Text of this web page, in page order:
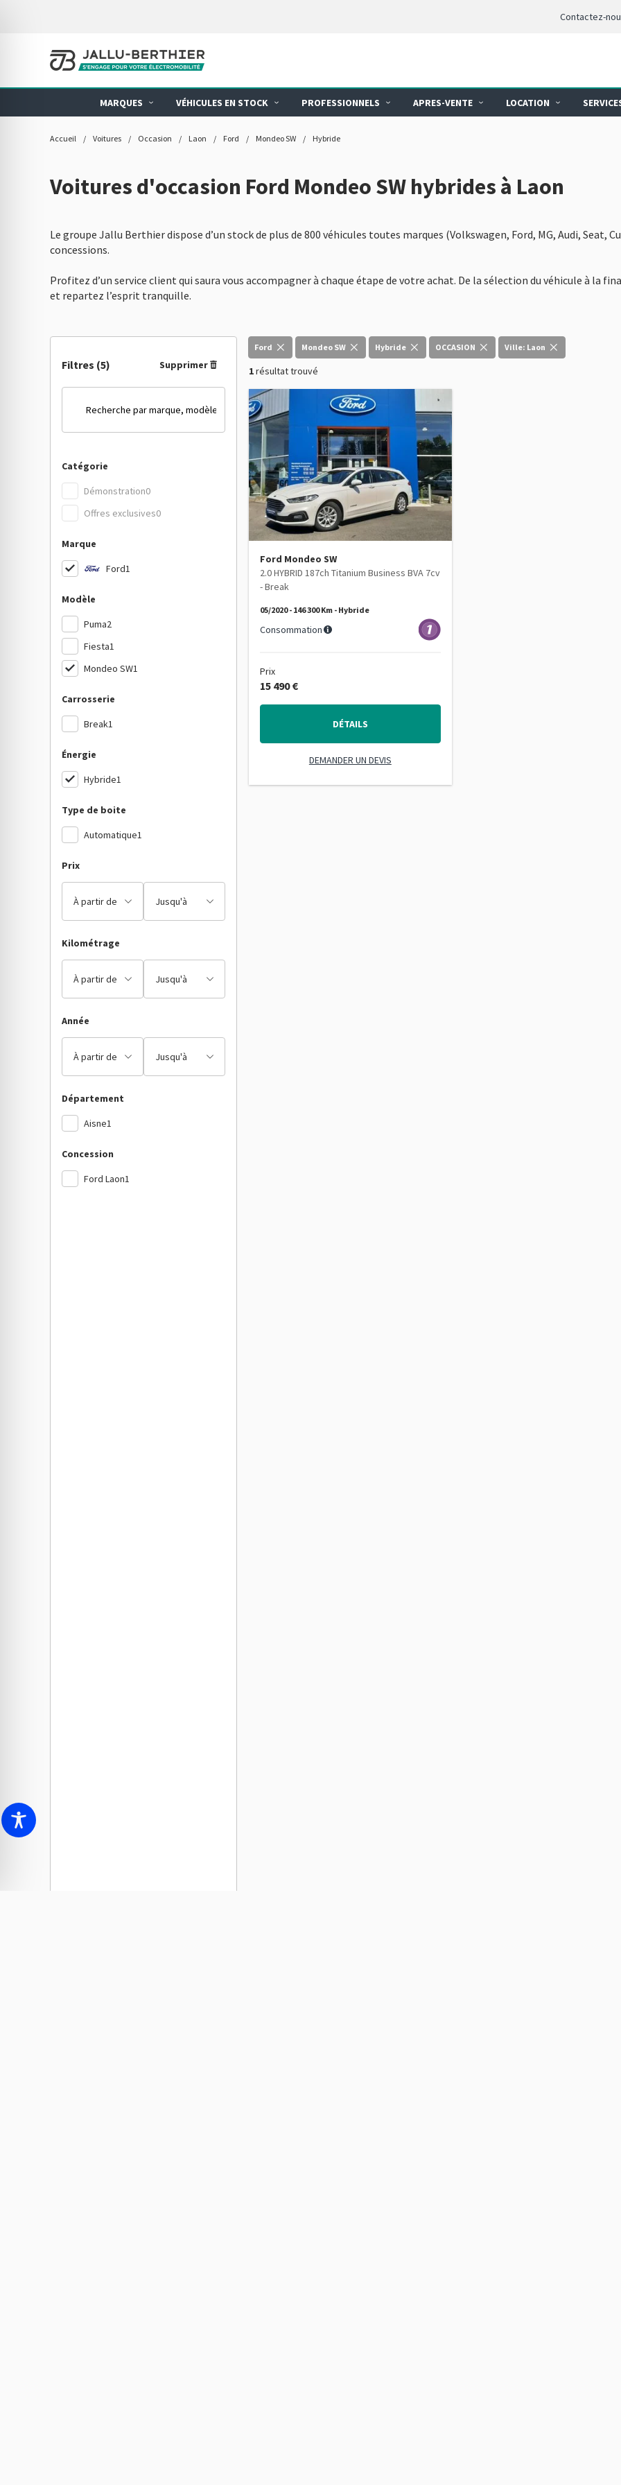
Contactez-
MARQUES VÉHICULES EN STOCK PROFESSIONNELS APRES-VENTE LOCATION
Accueil / Voitures / Occasion / Laon / Ford / Mondeo SW / Hybride
Voitures d'occasion Ford Mondeo SW hybrides à Laon
Le groupe Jallu Berthier dispose d’un stock de plus de 800 véhicules toutes marques (Volkswagen, Ford, MG, Audi, Seat,
concessions.
Profitez d’un service client qui saura vous accompagner à chaque étape de votre achat. De la sélection du véhicule à la
et repartez l’esprit tranquille.
Filtres (5) Supprimer
Catégorie
Démonstration0
Offres exclusives0
Marque
Ford1
Modèle
Puma2
Fiesta1
Mondeo SW1
Carrosserie
Break1
Énergie
Hybride1
Type de boite
Automatique1
Prix
Kilométrage
Année
Département
Aisne1
Concession
Ford Laon1
Ford Mondeo SW Hybride OCCASION Ville: Laon
1résultat trouvé
Ford Mondeo SW
2.0 HYBRID 187ch Titanium Business BVA 7cv
- Break
05/2020 - 146 300 Km - Hybride
Consommation
Prix
15 490 €
DÉTAILS
DEMANDER UN DEVIS